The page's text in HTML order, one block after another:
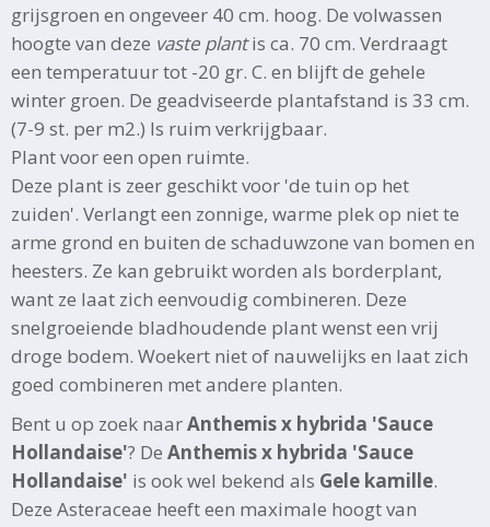
grijsgroen en ongeveer 40 cm. hoog. De volwassen
hoogte van deze vaste plantis ca. 70 cm. Verdraagt
een temperatuur tot -20 gr. C. en blijft de gehele
winter groen. De geadviseerde plantafstand is 33 cm.
(7-9 st. per m2.) Is ruim verkrijgbaar.
Plant voor een open ruimte.
Deze plant is zeer geschikt voor 'de tuin op het
zuiden'. Verlangt een zonnige, warme plek op niet te
arme grond en buiten de schaduwzone van bomen en
heesters. Ze kan gebruikt worden als borderplant,
want ze laat zich eenvoudig combineren. Deze
snelgroeiende bladhoudende plant wenst een vrij
droge bodem. Woekert niet of nauwelijks en laat zich
goed combineren met andere planten.
Bent u op zoek naarAnthemis x hybrida 'Sauce
Hollandaise'? De Anthemis x hybrida 'Sauce
Hollandaise' is ook wel bekend als Gele kamille.
Deze Asteraceae heeft een maximale hoogt van